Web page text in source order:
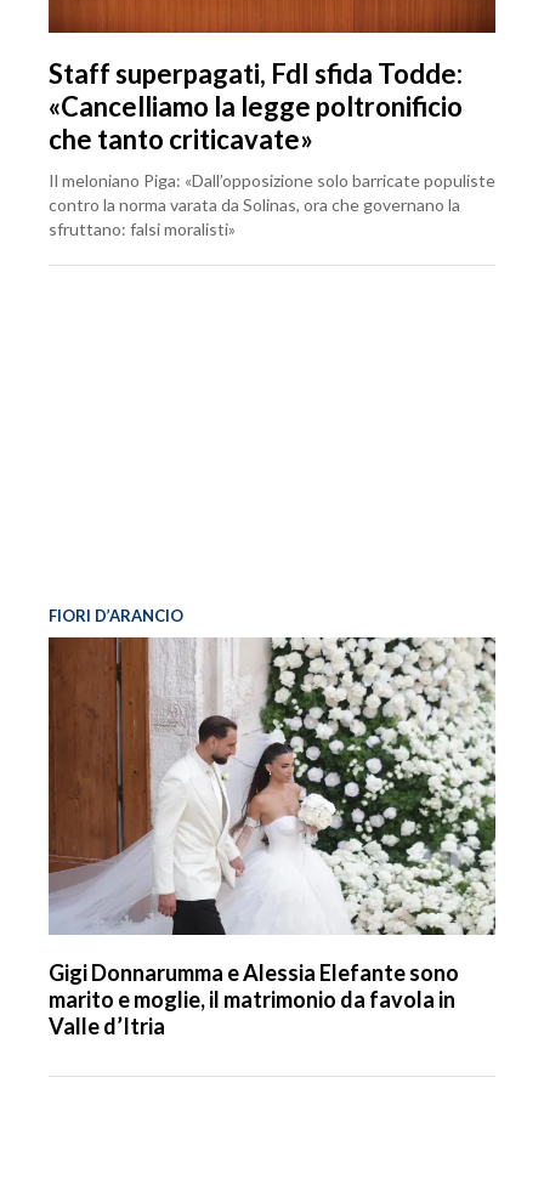
Staff superpagati, FdI sfida Todde:
«Cancelliamo la legge poltronificio
che tanto criticavate»
Il meloniano Piga: «Dall’opposizione solo barricate populiste
contro la norma varata da Solinas, ora che governano la
sfruttano: falsi moralisti»
FIORI D’ARANCIO
Gigi Donnarumma e Alessia Elefante sono
marito e moglie, il matrimonio da favola in
Valle d’Itria